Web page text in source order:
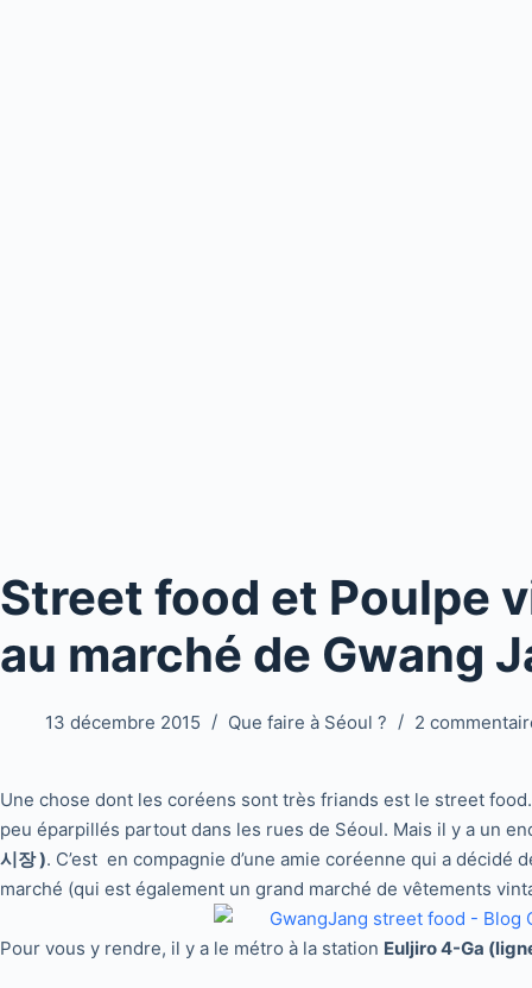
Street food et Poulpe
au marché de Gwang
13 décembre 2015 Que faire à Séoul ? 2
Une chose dont les coréens sont très friands est le street
peu éparpillés partout dans les rues de Séoul. Mais il y a un
시장 ). C’est en compagnie d’une amie coréenne qui a
marché (qui est également un grand marché de vêtements
Pour vous y rendre, il y a le métro à la station Euljiro 4-Ga